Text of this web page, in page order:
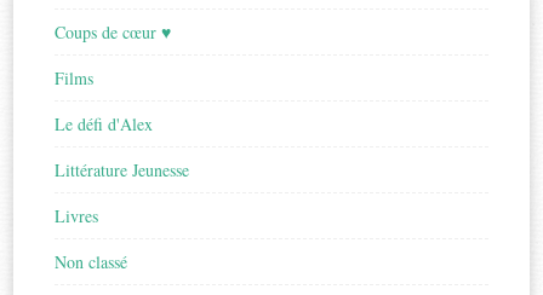
Coups de cœur ♥
Films
Le défi d'Alex
Littérature Jeunesse
Livres
Non classé